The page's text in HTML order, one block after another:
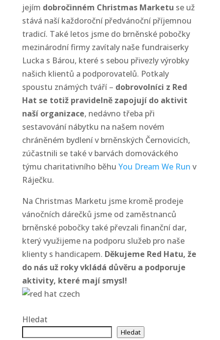
jejím dobročinném Christmas Marketu se už
stává naší každoroční předvánoční příjemnou
tradicí. Také letos jsme do brněnské pobočky
mezinárodní firmy zavítaly naše fundraiserky
Lucka s Bárou, které s sebou přivezly výrobky
našich klientů a podporovatelů. Potkaly
spoustu známých tváří – dobrovolníci z Red
Hat se totiž pravidelně zapojují do aktivit
naší organizace, nedávno třeba při
sestavování nábytku na našem novém
chráněném bydlení v brněnských Černovicích,
zúčastnili se také v barvách domováckého
týmu charitativního běhu You Dream We Run v
Ráječku.
Na Christmas Marketu jsme kromě prodeje
vánočních dárečků jsme od zaměstnanců
brněnské pobočky také převzali finanční dar,
který využijeme na podporu služeb pro naše
klienty s handicapem. Děkujeme Red Hatu, že
do nás už roky vkládá důvěru a podporuje
aktivity, které mají smysl!
Hledat
Hledat